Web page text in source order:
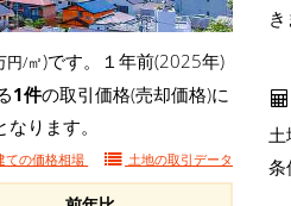
円/㎡)です。１年前(2025年)
1件の取引価格(売却価格)に
ります。
ての価格相場 土地の取引データ
き
土
条